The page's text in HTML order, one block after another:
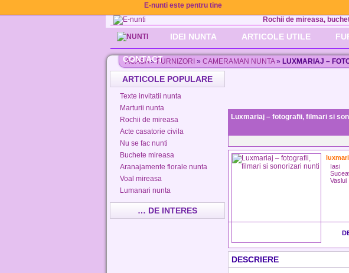
E-nunti este pentru tine
Rochii de mireasa,
IDEI NUNTA ARTICOLE UTILE
CONTACT
ACASA»FURNIZORI » CAMERAMAN NUNTA» LUXMARIAJ –
ARTICOLE POPULARE
Texte invitatii nunta
Marturii nunta
Rochii de mireasa
Acte casatorie civila
Nu se fac nunti
Buchete mireasa
Aranajamente florale nunta
Voal mireasa
Lumanari nunta
… DE INTERES
Luxmariaj – fotografii, filmari si
Iasi
Vaslui
DESCRIERE